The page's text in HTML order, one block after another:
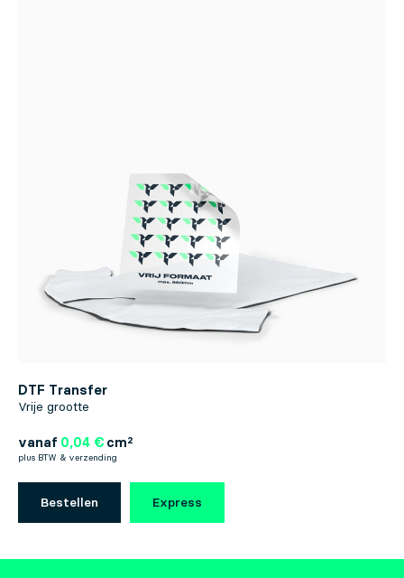
DTF Transfer
Vrije grootte
vanaf 0,04 € cm²
plus BTW & verzending
Bestellen Express